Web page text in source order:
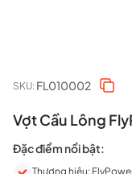
SKU: FL010002
Vợt Cầu Lông
Đặc điểm nổi bật:
Thương hiệu: